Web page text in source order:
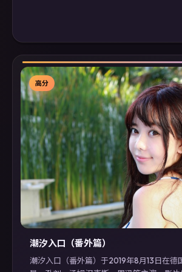
▶
高分
潮汐入口（番外篇）
潮汐入口（番外篇）于2019年8月13日在德